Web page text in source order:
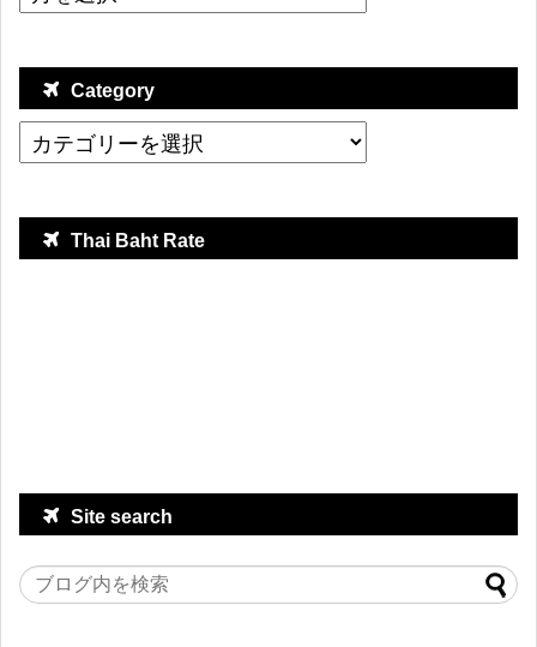
Category
Thai Baht Rate
Site search